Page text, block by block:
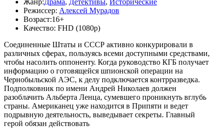
Жанр:Драма, Детективы, Исторические
Режиссер: Алексей Мурадов
Возраст:16+
Качество: FHD (1080p)
Соединенные Штаты и СССР активно конкурировали в
различных сферах, пользуясь всеми доступными средствами,
чтобы насолить оппоненту. Когда руководство КГБ получает
информацию о готовящейся шпионской операции на
Чернобыльской АЭС, к делу подключается контрразведка.
Подполковник по имени Андрей Николаев должен
разоблачить Альберта Ленца, сумевшего проникнуть вглубь
страны. Американец уже находится в Припяти и ведет
подрывную деятельность, выведывает секреты. Главный
герой обязан действовать